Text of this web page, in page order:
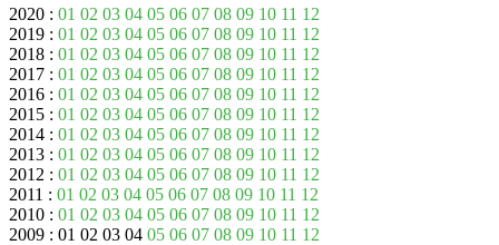
2020 : 01 02 03 04 05 06 07 08 09 10 11 12
2019 : 01 02 03 04 05 06 07 08 09 10 11 12
2018 : 01 02 03 04 05 06 07 08 09 10 11 12
2017 : 01 02 03 04 05 06 07 08 09 10 11 12
2016 : 01 02 03 04 05 06 07 08 09 10 11 12
2015 : 01 02 03 04 05 06 07 08 09 10 11 12
2014 : 01 02 03 04 05 06 07 08 09 10 11 12
2013 : 01 02 03 04 05 06 07 08 09 10 11 12
2012 : 01 02 03 04 05 06 07 08 09 10 11 12
2011 : 01 02 03 04 05 06 07 08 09 10 11 12
2010 : 01 02 03 04 05 06 07 08 09 10 11 12
2009 : 01 02 03 04 05 06 07 08 09 10 11 12